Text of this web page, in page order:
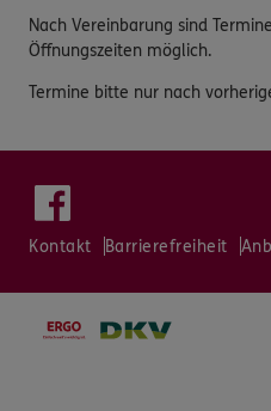
Nach Vereinbarung sind
Öffnungszeiten möglich.
Termine bitte nur nach
Kontakt Barrierefreiheit